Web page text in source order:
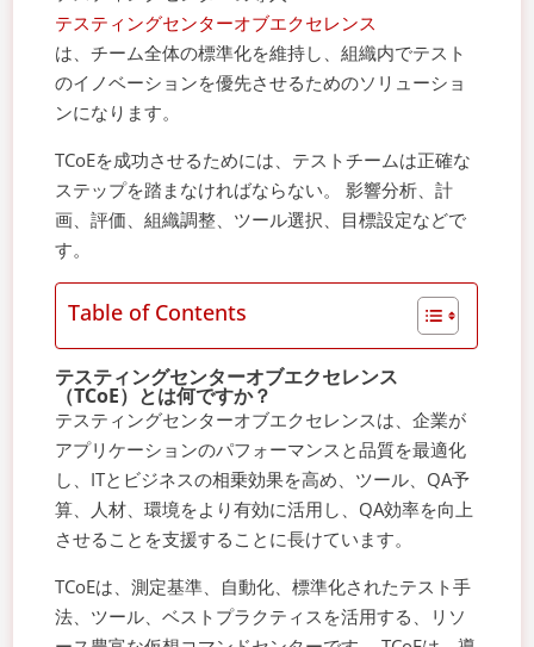
テスティングセンターオブエクセレンス
は、チーム全体の標準化を維持し、組織内でテスト
のイノベーションを優先させるためのソリューショ
ンになります。
TCoEを成功させるためには、テストチームは正確な
ステップを踏まなければならない。 影響分析、計
画、評価、組織調整、ツール選択、目標設定などで
す。
Table of Contents
テスティングセンターオブエクセレンス
（TCoE）とは何ですか？
テスティングセンターオブエクセレンスは、企業が
アプリケーションのパフォーマンスと品質を最適化
し、ITとビジネスの相乗効果を高め、ツール、QA予
算、人材、環境をより有効に活用し、QA効率を向上
させることを支援することに長けています。
TCoEは、測定基準、自動化、標準化されたテスト手
法、ツール、ベストプラクティスを活用する、リソ